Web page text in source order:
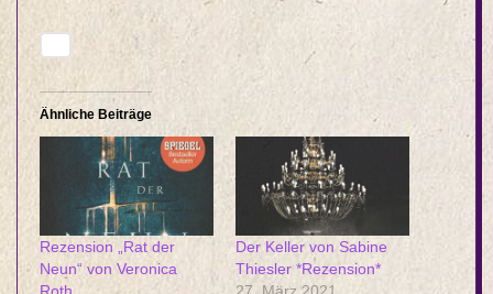
Ähnliche Beiträge
Rezension „Rat der
Neun“ von Veronica
Der Keller von Sabine
Thiesler *Rezension*